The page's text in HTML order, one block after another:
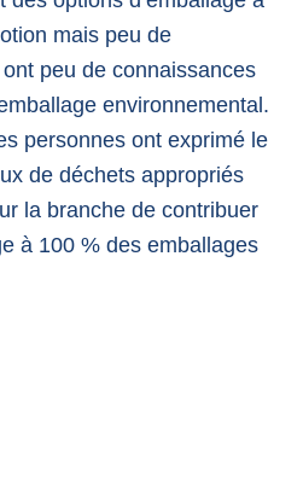
mais peu de
peu de connaissances
environnemental.
personnes ont exprimé le
de déchets appropriés
la branche de contribuer
à 100 % des emballages